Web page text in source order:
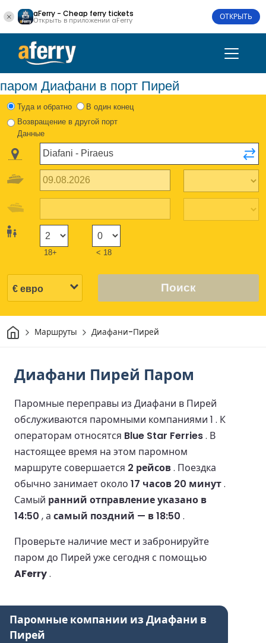
aFerry - Cheap ferry tickets
Открыть в приложении aFerry ОТКРЫТЬ
паром Диафани в порт Пирей
Туда и обратно
В один конец
Возвращение в другой порт
Данные
18+ < 18
Поиск
ДомМаршруты Диафани-Пирей
Диафани Пирей Паром
Паромные переправы из Диафани в Пирей
обслуживаются паромными компаниями 1 . К
операторам относятся Blue Star Ferries. В
настоящее время на этом паромном
маршруте совершается 2 рейсов. Поездка
обычно занимает около 17 часов 20 минут.
Самый ранний отправление указано в
14:50 , а самый поздний — в 18:50 .
Проверьте наличие мест и забронируйте
паром до Пирей уже сегодня с помощью
AFerry.
Паромные компании из Диафани в
Пирей